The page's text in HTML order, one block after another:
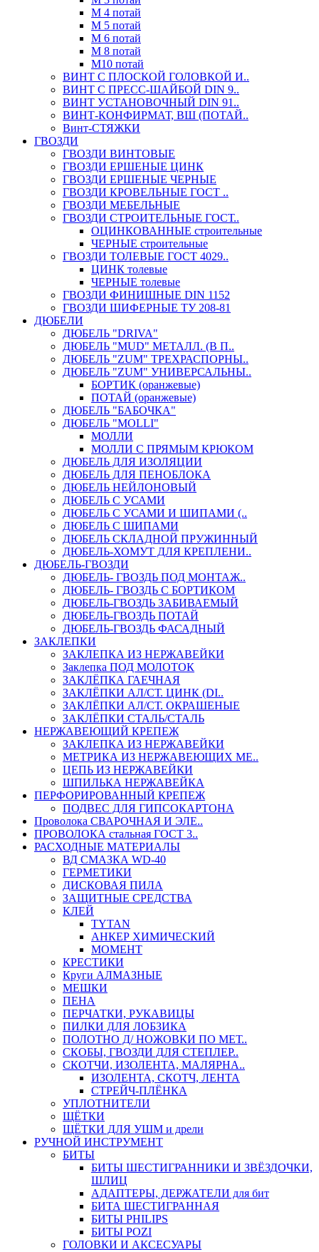
М 4 потай
М 5 потай
М 6 потай
М 8 потай
М10 потай
ВИНТ С ПЛОСКОЙ ГОЛОВКОЙ И..
ВИНТ С ПРЕСС-ШАЙБОЙ DIN 9..
ВИНТ УСТАНОВОЧНЫЙ DIN 91..
ВИНТ-КОНФИРМАТ, ВШ (ПОТАЙ..
Винт-СТЯЖКИ
ГВОЗДИ
ГВОЗДИ ВИНТОВЫЕ
ГВОЗДИ ЕРШЕНЫЕ ЦИНК
ГВОЗДИ ЕРШЕНЫЕ ЧЕРНЫЕ
ГВОЗДИ КРОВЕЛЬНЫЕ ГОСТ ..
ГВОЗДИ МЕБЕЛЬНЫЕ
ГВОЗДИ СТРОИТЕЛЬНЫЕ ГОСТ..
ОЦИНКОВАННЫЕ строительные
ЧЕРНЫЕ строительные
ГВОЗДИ ТОЛЕВЫЕ ГОСТ 4029..
ЦИНК толевые
ЧЕРНЫЕ толевые
ГВОЗДИ ФИНИШНЫЕ DIN 1152
ГВОЗДИ ШИФЕРНЫЕ ТУ 208-81
ДЮБЕЛИ
ДЮБЕЛЬ "DRIVA"
ДЮБЕЛЬ "MUD" МЕТАЛЛ. (В П..
ДЮБЕЛЬ "ZUM" ТРЕХРАСПОРНЫ..
ДЮБЕЛЬ "ZUM" УНИВЕРСАЛЬНЫ..
БОРТИК (оранжевые)
ПОТАЙ (оранжевые)
ДЮБЕЛЬ "БАБОЧКА"
ДЮБЕЛЬ "МOLLI"
МОЛЛИ
МОЛЛИ С ПРЯМЫМ КРЮКОМ
ДЮБЕЛЬ ДЛЯ ИЗОЛЯЦИИ
ДЮБЕЛЬ ДЛЯ ПЕНОБЛОКА
ДЮБЕЛЬ НЕЙЛОНОВЫЙ
ДЮБЕЛЬ С УСАМИ
ДЮБЕЛЬ С УСАМИ И ШИПАМИ (..
ДЮБЕЛЬ С ШИПАМИ
ДЮБЕЛЬ СКЛАДНОЙ ПРУЖИННЫЙ
ДЮБЕЛЬ-ХОМУТ ДЛЯ КРЕПЛЕНИ..
ДЮБЕЛЬ-ГВОЗДИ
ДЮБЕЛЬ- ГВОЗДЬ ПОД МОНТАЖ..
ДЮБЕЛЬ- ГВОЗДЬ С БОРТИКОМ
ДЮБЕЛЬ-ГВОЗДЬ ЗАБИВАЕМЫЙ
ДЮБЕЛЬ-ГВОЗДЬ ПОТАЙ
ДЮБЕЛЬ-ГВОЗДЬ ФАСАДНЫЙ
ЗАКЛЕПКИ
ЗАКЛЕПКА ИЗ НЕРЖАВЕЙКИ
Заклепка ПОД МОЛОТОК
ЗАКЛЁПКА ГАЕЧНАЯ
ЗАКЛЁПКИ АЛ/СТ. ЦИНК (DI..
ЗАКЛЁПКИ АЛ/СТ. ОКРАШЕНЫЕ
ЗАКЛЁПКИ СТАЛЬ/СТАЛЬ
НЕРЖАВЕЮЩИЙ КРЕПЕЖ
ЗАКЛЕПКА ИЗ НЕРЖАВЕЙКИ
МЕТРИКА ИЗ НЕРЖАВЕЮЩИХ МЕ..
ЦЕПЬ ИЗ НЕРЖАВЕЙКИ
ШПИЛЬКА НЕРЖАВЕЙКА
ПЕРФОРИРОВАННЫЙ КРЕПЕЖ
ПОДВЕС ДЛЯ ГИПСОКАРТОНА
Проволока СВАРОЧНАЯ И ЭЛЕ..
ПРОВОЛОКА стальная ГОСТ 3..
РАСХОДНЫЕ МАТЕРИАЛЫ
ВД СМАЗКА WD-40
ГЕРМЕТИКИ
ДИСКОВАЯ ПИЛА
ЗАЩИТНЫЕ СРЕДСТВА
КЛЕЙ
TYTAN
АНКЕР ХИМИЧЕСКИЙ
МОМЕНТ
КРЕСТИКИ
Круги АЛМАЗНЫЕ
МЕШКИ
ПЕНА
ПЕРЧАТКИ, РУКАВИЦЫ
ПИЛКИ ДЛЯ ЛОБЗИКА
ПОЛОТНО Д/ НОЖОВКИ ПО МЕТ..
СКОБЫ, ГВОЗДИ ДЛЯ СТЕПЛЕР..
СКОТЧИ, ИЗОЛЕНТА, МАЛЯРНА..
ИЗОЛЕНТА, СКОТЧ, ЛЕНТА
СТРЕЙЧ-ПЛЁНКА
УПЛОТНИТЕЛИ
ЩЁТКИ
ЩЁТКИ ДЛЯ УШМ и дрели
РУЧНОЙ ИНСТРУМЕНТ
БИТЫ
БИТЫ ШЕСТИГРАННИКИ И ЗВЁЗДОЧКИ,
ШЛИЦ
АДАПТЕРЫ, ДЕРЖАТЕЛИ для бит
БИТА ШЕСТИГРАННАЯ
БИТЫ PHILIPS
БИТЫ POZI
ГОЛОВКИ И АКСЕСУАРЫ